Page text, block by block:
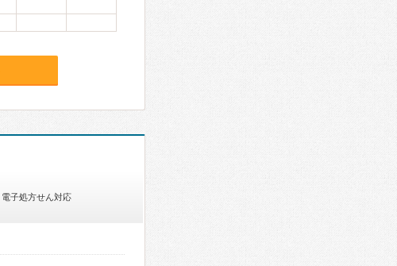
電子処方せん対応